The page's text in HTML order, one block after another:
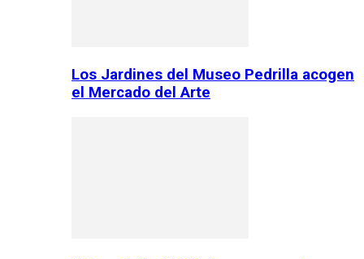
Los Jardines del Museo Pedrilla acogen
el Mercado del Arte